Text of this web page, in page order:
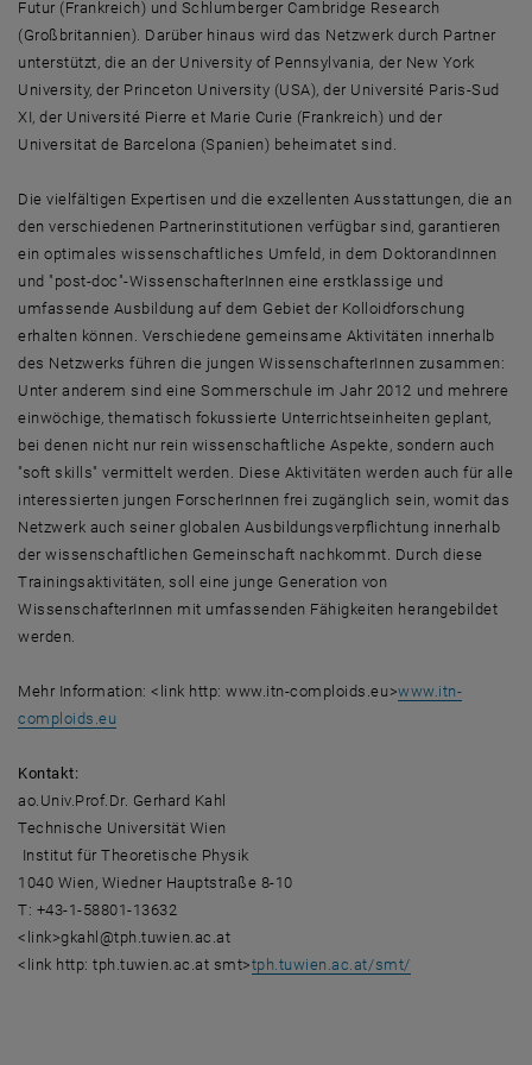
Futur (Frankreich) und Schlumberger Cambridge Research
(Großbritannien). Darüber hinaus wird das Netzwerk durch Partner
unterstützt, die an der University of Pennsylvania, der New York
University, der Princeton University (USA), der Université Paris-Sud
XI, der Université Pierre et Marie Curie (Frankreich) und der
Universitat de Barcelona (Spanien) beheimatet sind.
Die vielfältigen Expertisen und die exzellenten Ausstattungen, die an
den verschiedenen Partnerinstitutionen verfügbar sind, garantieren
ein optimales wissenschaftliches Umfeld, in dem DoktorandInnen
und "post-doc"-WissenschafterInnen eine erstklassige und
umfassende Ausbildung auf dem Gebiet der Kolloidforschung
erhalten können. Verschiedene gemeinsame Aktivitäten innerhalb
des Netzwerks führen die jungen WissenschafterInnen zusammen:
Unter anderem sind eine Sommerschule im Jahr 2012 und mehrere
einwöchige, thematisch fokussierte Unterrichtseinheiten geplant,
bei denen nicht nur rein wissenschaftliche Aspekte, sondern auch
"soft skills" vermittelt werden. Diese Aktivitäten werden auch für alle
interessierten jungen ForscherInnen frei zugänglich sein, womit das
Netzwerk auch seiner globalen Ausbildungsverpflichtung innerhalb
der wissenschaftlichen Gemeinschaft nachkommt. Durch diese
Trainingsaktivitäten, soll eine junge Generation von
WissenschafterInnen mit umfassenden Fähigkeiten herangebildet
werden.
Mehr Information: <link http: www.itn-comploids.eu>www.itn-
comploids.eu
Kontakt:
ao.Univ.Prof.Dr. Gerhard Kahl
Technische Universität Wien
Institut für Theoretische Physik
1040 Wien, Wiedner Hauptstraße 8-10
T: +43-1-58801-13632
<link>gkahl@tph.tuwien.ac.at
<link http: tph.tuwien.ac.at smt>tph.tuwien.ac.at/smt/